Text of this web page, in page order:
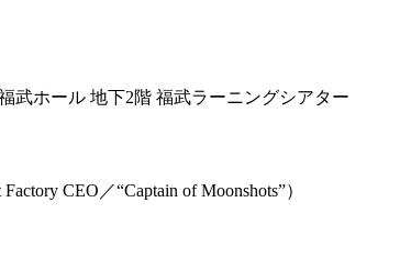
武ホール 地下2階 福武ラーニングシアター
CEO／“Captain of Moonshots”）